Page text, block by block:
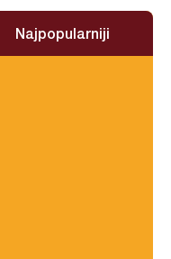
Najpopularniji